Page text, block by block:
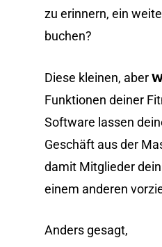
zu erinnern, ein
buchen?
Diese kleinen, aber
Funktionen deiner
Software lassen
Geschäft aus der
damit Mitglieder
einem anderen
Anders gesagt,